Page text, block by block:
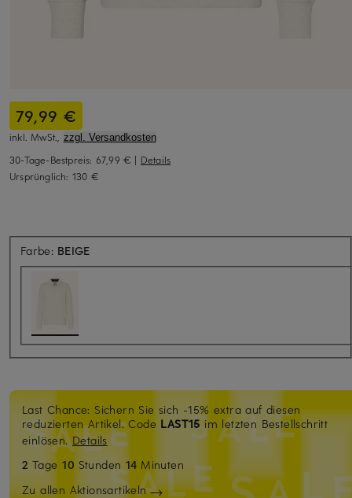
79,99 €
inkl. MwSt., zzgl. Versandkosten
30-Tage-Bestpreis: 67,99 € | Details
Ursprünglich: 130 €
Farbe: BEIGE
Last Chance: Sichern Sie sich -15% extra auf diesen
reduzierten Artikel. Code LAST15im letzten Bestellschritt
einlösen.Details
2 Tage10 Stunden 14 Minuten
Zu allen Aktionsartikeln